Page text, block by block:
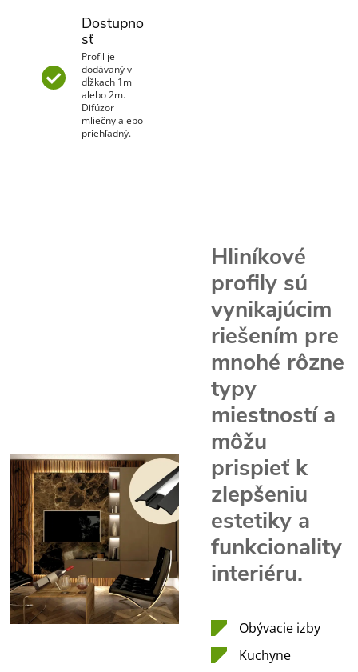
Dostupno
sť
Profil je
dodávaný v
dĺžkach 1m
alebo 2m.
Difúzor
mliečny alebo
priehľadný.
Hliníkové
profily sú
vynikajúcim
riešením pre
mnohé rôzne
typy
miestností a
môžu
prispieť k
zlepšeniu
estetiky a
funkcionality
interiéru.
Obývacie izby
Kuchyne